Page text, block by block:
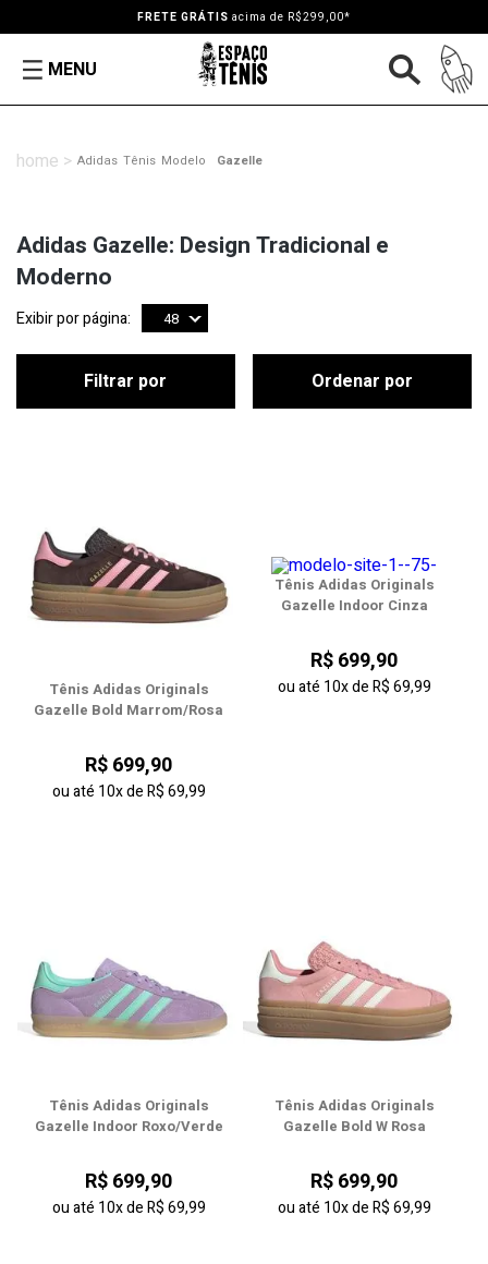
FRETE GRÁTIS acima de R$299,00*
MENU
Adidas Tênis Modelo Gazelle
Adidas Gazelle: Design Tradicional e
Moderno
Exibir por página: 48
Filtrar por Ordenar por
Tênis Adidas Originals
Gazelle Bold Marrom/Rosa
R$ 699,90
ou até 10xdeR$ 69,99
Tênis Adidas Originals
Gazelle Indoor Cinza
R$ 699,90
ou até 10xdeR$ 69,99
Tênis Adidas Originals
Gazelle Indoor Roxo/Verde
R$ 699,90
ou até 10xdeR$ 69,99
Tênis Adidas Originals
Gazelle Bold W Rosa
R$ 699,90
ou até 10xdeR$ 69,99